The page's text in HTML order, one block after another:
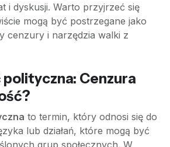
i dyskusji. Warto przyjrzeć się
mogą być postrzegane jako
cenzury i narzędzia walki z
Cenzura
to termin, który odnosi się do
lub działań, które mogą być